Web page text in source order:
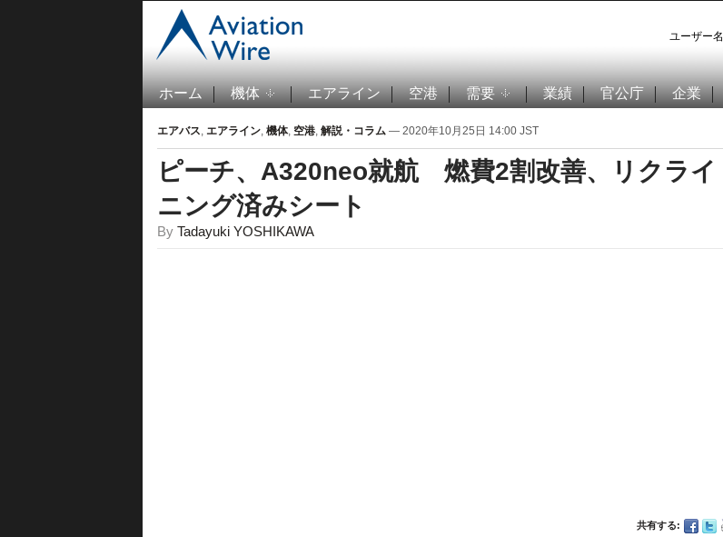
ユーザー名
ホーム 機体 エアライン 空港 需要 業績 官公庁 企業
エアバス, エアライン, 機体, 空港, 解説・コラム — 2020年10月25日 14:00 JST
ピーチ、A320neo就航 燃費2割改善、リクライ
ニング済みシート
By Tadayuki YOSHIKAWA
共有する: